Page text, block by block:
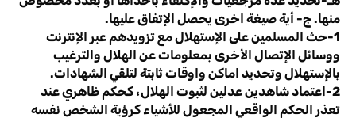
منها. ج- أية صيغة اخرى يحصل الإتفاق عليها.
1-حث المسلمين على الإستهلال مع تزويدهم عبر الإنترنت
ووسائل الإتصال الأخرى بمعلومات عن الهلال والترغيب
بالإستهلال وتحديد اماكن واوقات ثابتة لتلقي الشهادات.
2-اعتماد شاهدين عدلين لثبوت الهلال، كحكم ظاهري عند
تعذر الحكم الواقعي المجعول للأشياء كرؤية الشخص نفسه